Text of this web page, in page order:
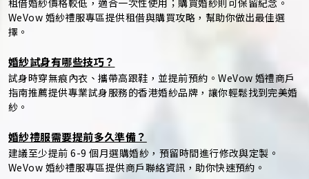
WeVow 婚紗禮服專區提供租借與購買攻略，幫助你做出最佳選
擇。
婚紗試身有哪些技巧？
試身時穿無痕內衣、攜帶高跟鞋，並提前預約。WeVow 婚禮商戶
指南推薦提供專業試身服務的香港婚紗品牌，讓你輕鬆找到完美婚
紗。
婚紗禮服需要提前多久準備？
建議至少提前 6-9 個月選購婚紗，預留時間進行修改與定製。
WeVow 婚紗禮服專區提供商戶聯絡資訊，助你快速預約。